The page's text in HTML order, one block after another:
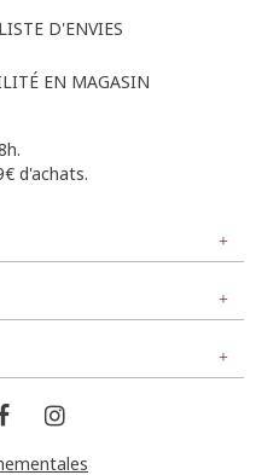
D'ENVIES
EN MAGASIN
d'achats.
avec jambes larges.
dos et plate sur le devant
italiennes sur le
fermeture.
et porte une jupe-
ELASTHANE